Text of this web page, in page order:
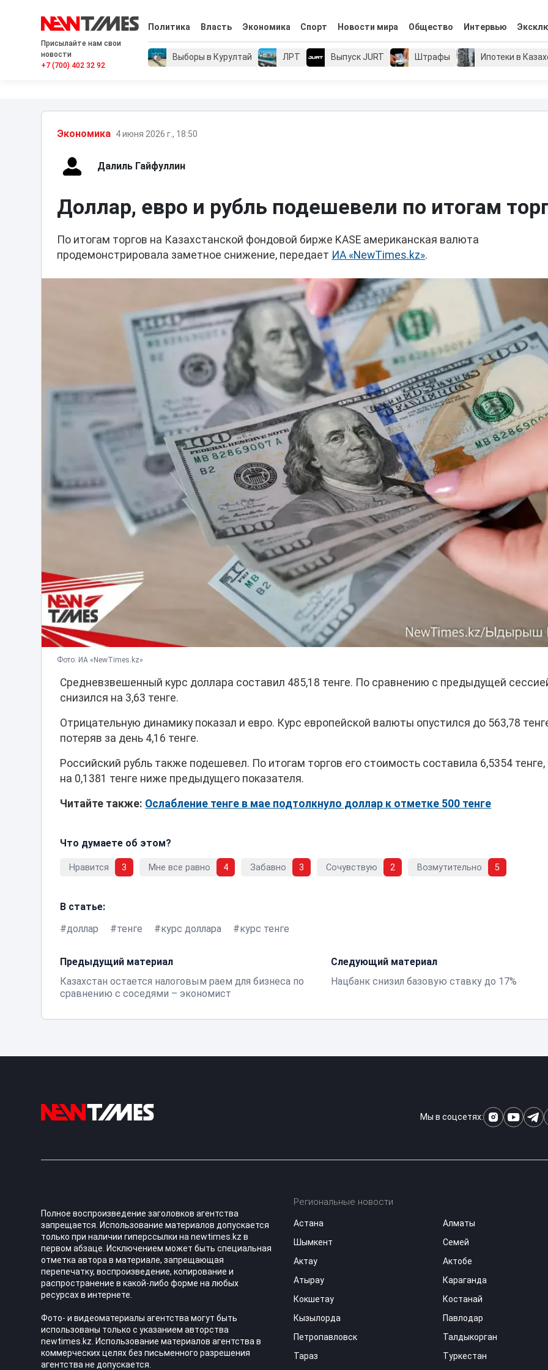
Присылайте нам свои
новости
+7 (700) 402 32 92
Политика Власть Экономика Спорт Новости мира Общество Интервью
Выборы в Курултай ЛРТ Выпуск JURT Штрафы Ипотеки в
Экономика 4 июня 2026 г., 18:50
Далиль Гайфуллин
Доллар, евро и рубль подешевели по итогам
По итогам торгов на Казахстанской фондовой бирже KASE американская валюта
продемонстрировала заметное снижение, передает ИА «NewTimes.kz».
Фото: ИА «NewTimes.kz»
Средневзвешенный курс доллара составил 485,18 тенге. По сравнению с предыдущей
снизился на 3,63 тенге.
Отрицательную динамику показал и евро. Курс европейской валюты опустился до 563,78
потеряв за день 4,16 тенге.
Российский рубль также подешевел. По итогам торгов его стоимость составила 6,5354 тенге,
на 0,1381 тенге ниже предыдущего показателя.
Читайте также: Ослабление тенге в мае подтолкнуло доллар к отметке 500 тенге
Что думаете об этом?
Нравится 3 Мне все равно 4 Забавно 3 Сочувствую 2 Возмутительно 5
В статье:
доллар
тенге курс доллара курс тенге
Предыдущий материал
Казахстан остается налоговым раем для бизнеса по
сравнению с соседями – экономист
Следующий материал
Нацбанк снизил базовую ставку до 17%
Мы в соцсетях:
Полное воспроизведение заголовков агентства
запрещается. Использование материалов допускается
только при наличии гиперссылки на newtimes.kz в
первом абзаце. Исключением может быть специальная
отметка автора в материале, запрещающая
перепечатку, воспроизведение, копирование и
распространение в какой-либо форме на любых
ресурсах в интернете.
Фото- и видеоматериалы агентства могут быть
использованы только с указанием авторства
newtimes.kz. Использование материалов агентства в
коммерческих целях без письменного разрешения
агентства не допускается.
Региональные новости
Астана
Алматы
Шымкент
Семей
Актау
Актобе
Атырау
Караганда
Кокшетау
Костанай
Кызылорда
Павлодар
Петропавловск
Талдыкорган
Тараз
Туркестан